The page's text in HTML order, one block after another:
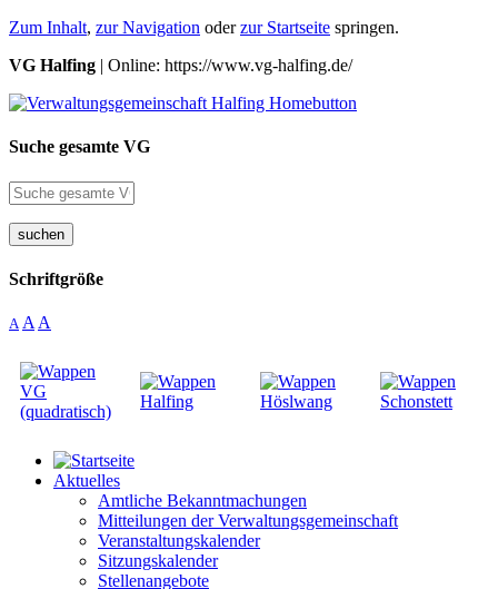
Zum Inhalt, zur Navigation oderzur Startseite springen.
VG Halfing | Online: https://www.vg-halfing.de/
Suche gesamte VG
suchen
Schriftgröße
A A A
Aktuelles
Amtliche Bekanntmachungen
Mitteilungen der Verwaltungsgemeinschaft
Veranstaltungskalender
Sitzungskalender
Stellenangebote